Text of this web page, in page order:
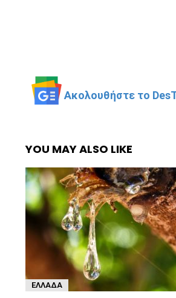
Ακολουθήστε το
YOU MAY ALSO LIKE
ΕΛΛΆΔΑ